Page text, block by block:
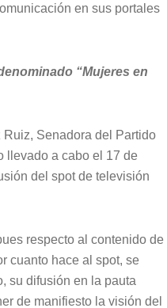
en sus portales
“Mujeres en
Senadora del Partido
llevado a cabo el 17 de
del spot de televisión
respecto al contenido de
cuanto hace al spot, se
su difusión en la pauta
de manifiesto la visión del